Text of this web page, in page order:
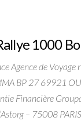
1000
Agence de
BP 27 69921
Financière
– 75008 PARIS